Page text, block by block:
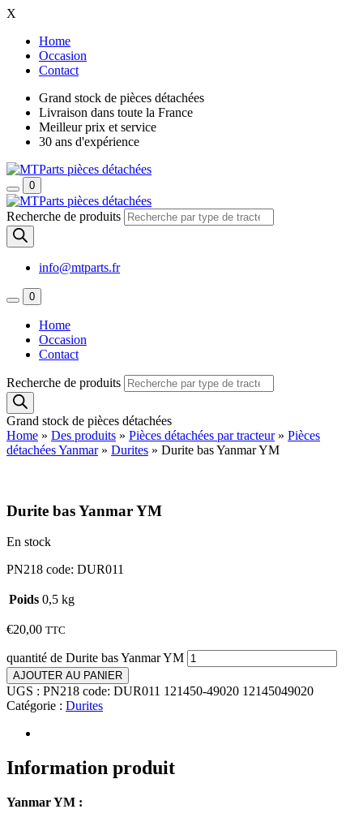
X
Home
Occasion
Contact
Grand stock de pièces détachées
Livraison dans toute la France
Meilleur prix et service
30 ans d'expérience
0
Recherche de produits
info@mtparts.fr
0
Home
Occasion
Contact
Recherche de produits
Grand stock de pièces détachées
Home » Des produits » Pièces détachées par tracteur» Pièces
détachées Yanmar» Durites » Durite bas Yanmar YM
Durite bas Yanmar YM
En stock
PN218 code: DUR011
Poids 0,5 kg
€20,00 TTC
quantité de Durite bas Yanmar YM
AJOUTER AU PANIER
UGS : PN218 code: DUR011 121450-49020 12145049020
Catégorie : Durites
Information produit
Yanmar YM :